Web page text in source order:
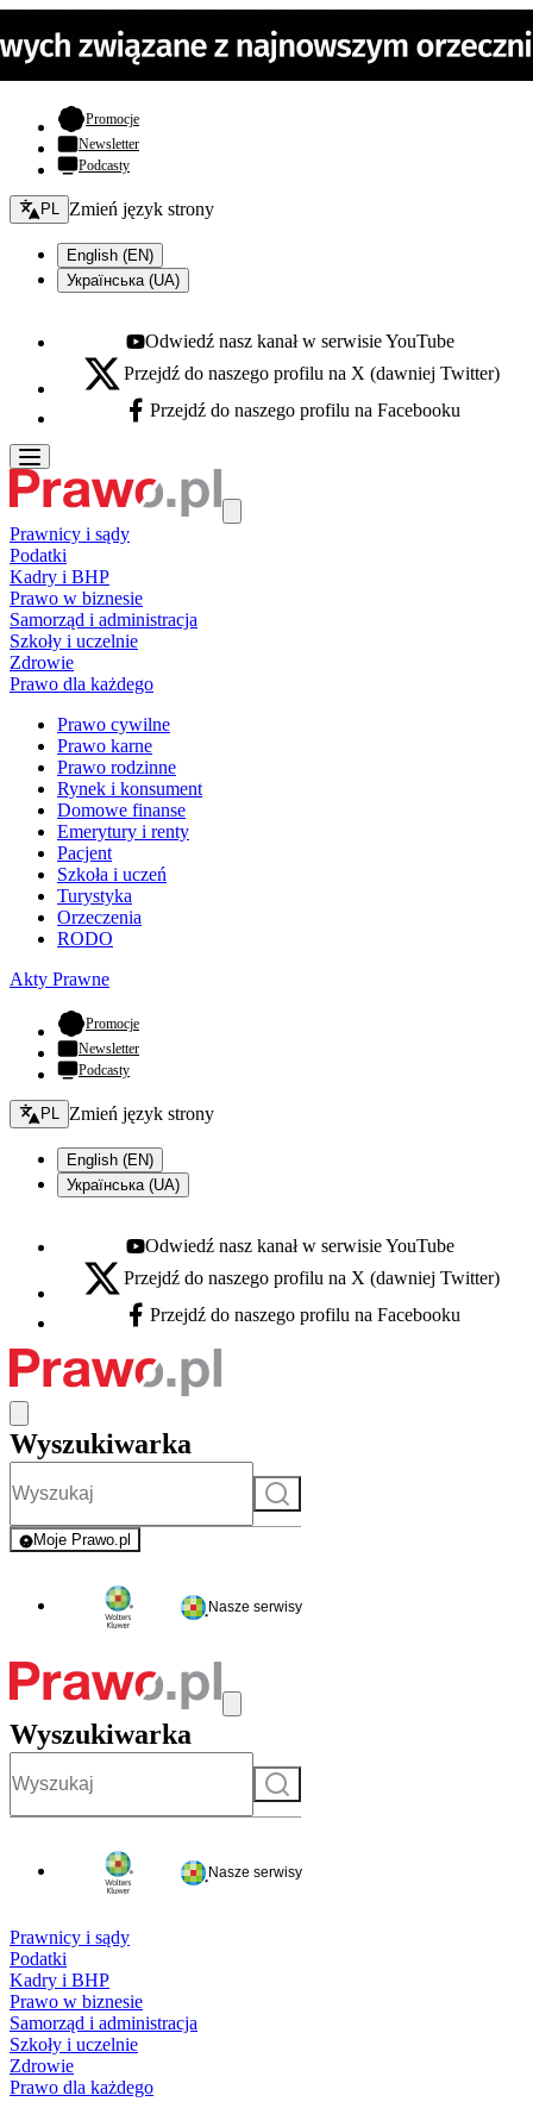
Promocje- otwiera się w nowej karcie
Newsletter
Podcasty
Zmień język - bieżący:
PL Zmień język strony
English (EN)
Українська (UA)
Youtube - otwiera się w nowej karcie
Odwiedź nasz kanał w serwisie YouTube
X - otwiera się w nowej karcie
Przejdź do naszego profilu na X (dawniej Twitter)
Facebook - otwiera się w nowej karcie
Przejdź do naszego profilu na Facebooku
Prawnicy i sądy
Podatki
Kadry i BHP
Prawo w biznesie
Samorząd i administracja
Szkoły i uczelnie
Zdrowie
Prawo dla każdego
Prawo cywilne
Prawo karne
Prawo rodzinne
Rynek i konsument
Domowe finanse
Emerytury i renty
Pacjent
Szkoła i uczeń
Turystyka
Orzeczenia
RODO
Akty Prawne
Promocje- otwiera się w nowej karcie
Newsletter
Podcasty
Zmień język - bieżący:
PL Zmień język strony
English (EN)
Українська (UA)
Youtube - otwiera się w nowej karcie
Odwiedź nasz kanał w serwisie YouTube
X - otwiera się w nowej karcie
Przejdź do naszego profilu na X (dawniej Twitter)
Facebook - otwiera się w nowej karcie
Przejdź do naszego profilu na Facebooku
Wyszukiwarka
Szukaj
Moje Prawo.pl
- rejestracja i logowanie do serwisu
Nasze serwisy
Wyszukiwarka
Szukaj
Nasze serwisy
Prawnicy i sądy
Podatki
Kadry i BHP
Prawo w biznesie
Samorząd i administracja
Szkoły i uczelnie
Zdrowie
Prawo dla każdego